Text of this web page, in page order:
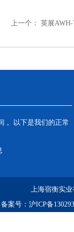
上一个： 英展
。以下是我们的正常
上海宿衡实
备案号： 沪ICP备